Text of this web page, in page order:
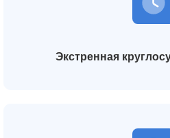
Экстренная